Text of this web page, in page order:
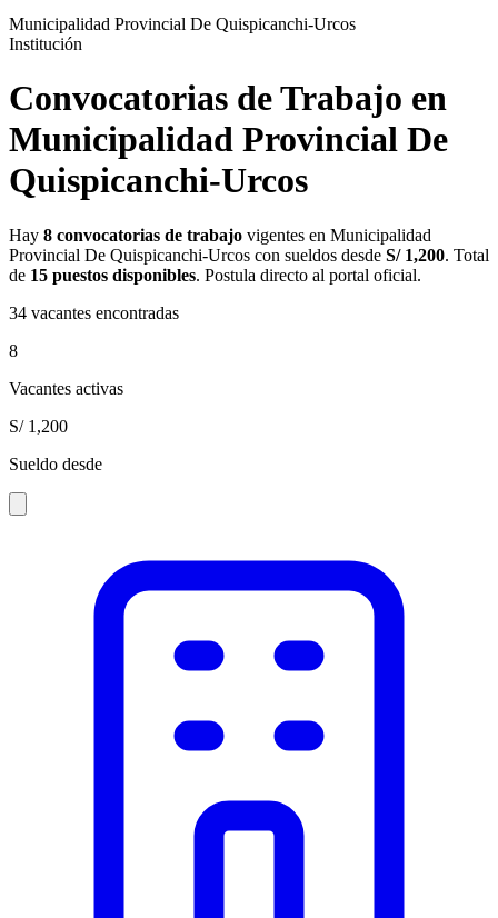
Municipalidad Provincial De Quispicanchi-Urcos
Institución
Convocatorias de Trabajo en
Municipalidad Provincial De
Quispicanchi-Urcos
Hay 8 convocatorias de trabajo vigentes en Municipalidad
Provincial De Quispicanchi-Urcos con sueldos desde S/ 1,200. Total
de 15 puestos disponibles. Postula directo al portal oficial.
34 vacantes encontradas
8
Vacantes activas
S/ 1,200
Sueldo desde